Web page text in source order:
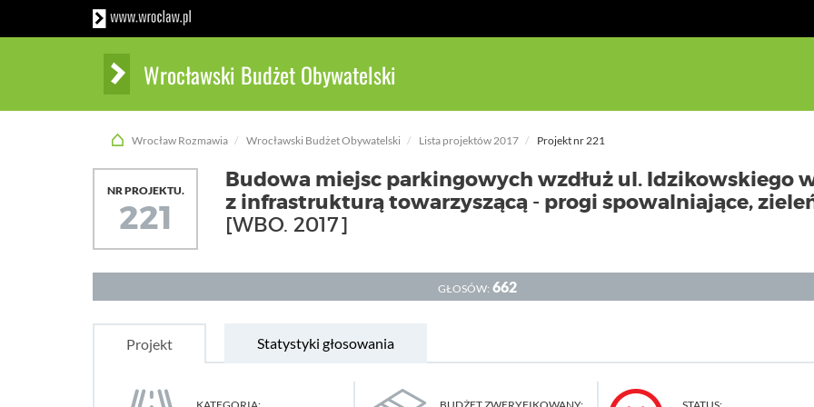
Wrocławski Budżet Obywatelski
Wrocław Rozmawia Wrocławski Budżet Obywatelski Lista projektów 2017 Projekt nr 221
NR PROJEKTU.
221
Budowa miejsc parkingowych wzdłuż ul. Idzikowskiego
z infrastrukturą towarzyszącą - progi spowalniające,
[WBO. 2017]
GŁOSÓW: 662
Projekt Statystyki głosowania